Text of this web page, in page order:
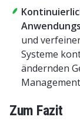
und
Systeme
ändernden
Zum Fazit